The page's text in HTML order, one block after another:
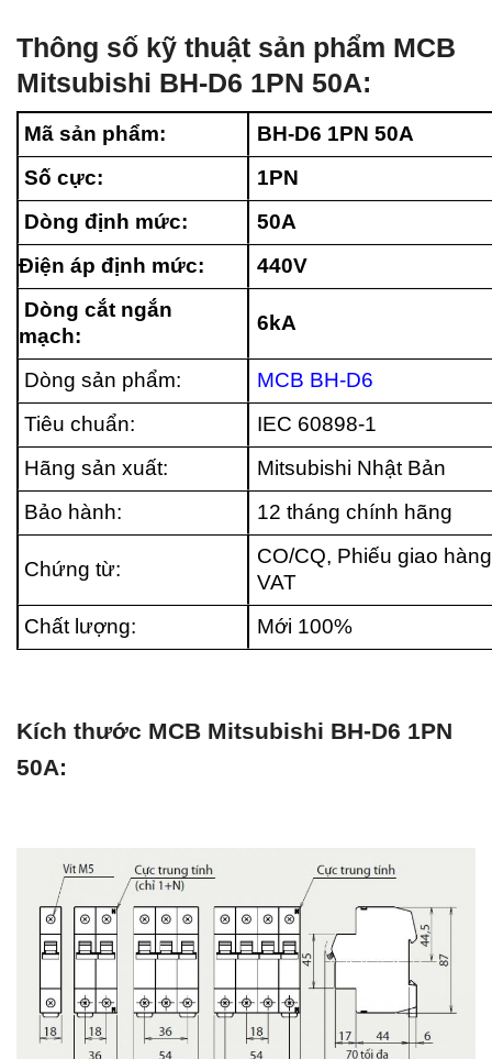
Thông số kỹ thuật sản phẩm MCB
Mitsubishi BH-D6 1PN 50A:
Mã sản phẩm:
BH-D6 1PN 50A
Số cực:
1PN
Dòng định mức:
50A
Điện áp định mức:
440V
Dòng cắt ngắn
mạch:
6kA
Dòng sản phẩm:
MCB BH-D6
Tiêu chuẩn:
IEC 60898-1
Hãng sản xuất:
Mitsubishi Nhật Bản
Bảo hành:
12 tháng chính hãng
Chứng từ:
CO/CQ, Phiếu giao
VAT
Chất lượng:
Mới 100%
Kích thước MCB Mitsubishi BH-D6 1PN
50A: